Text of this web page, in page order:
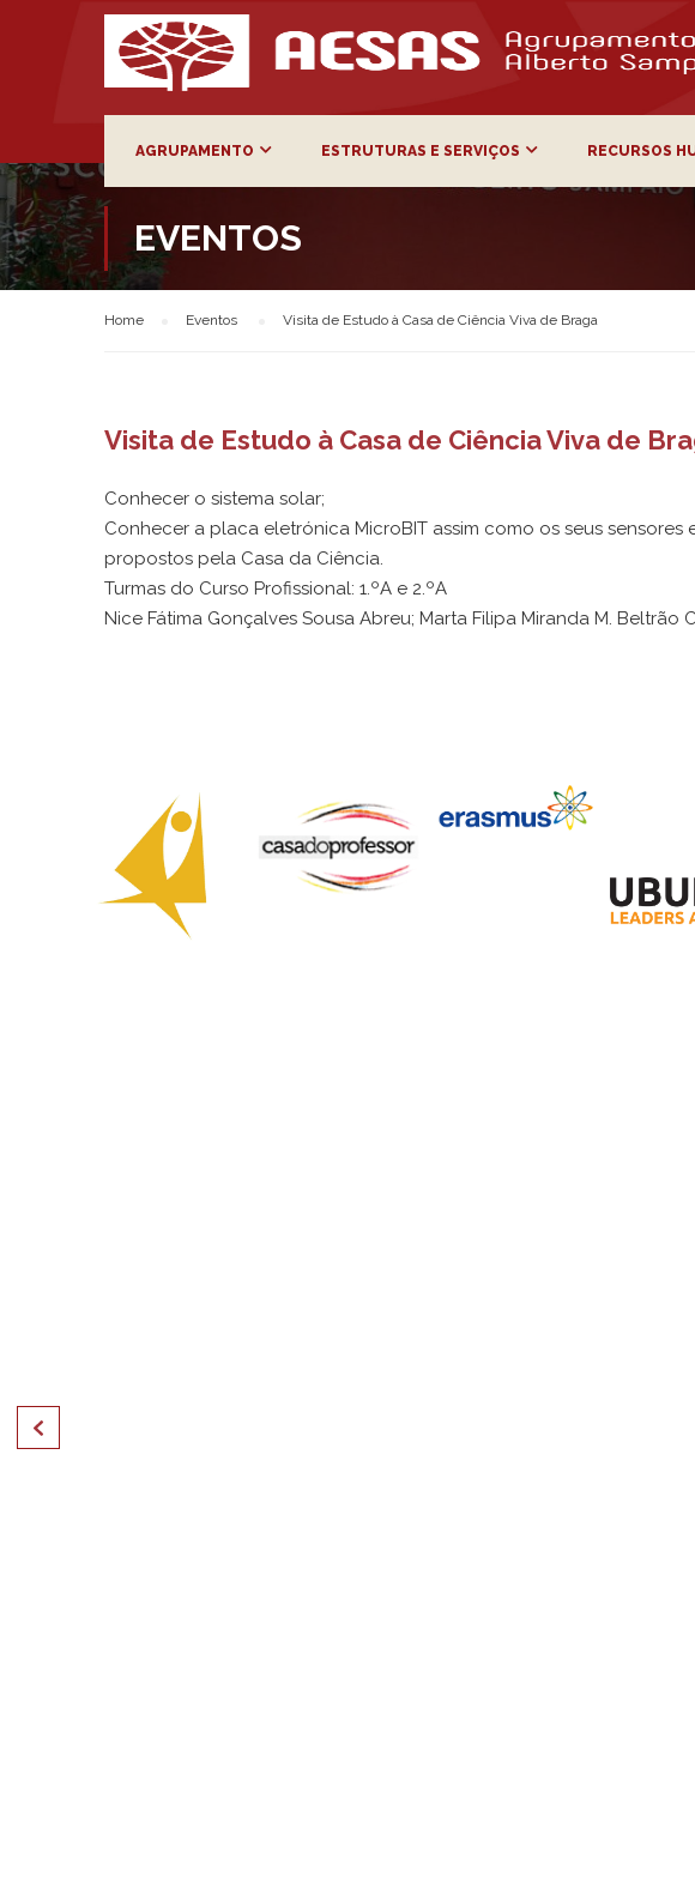
AGRUPAMENTO ESTRUTURAS E SERVIÇOS RECURSOS
EVENTOS
Home Eventos Visita de Estudo à Casa de Ciência Viva de Braga
Visita de Estudo à Casa de Ciência Viva de
Conhecer o sistema solar;
Conhecer a placa eletrónica MicroBIT assim como os seus
propostos pela Casa da Ciência.
Turmas do Curso Profissional: 1.ºA e 2.ºA
Nice Fátima Gonçalves Sousa Abreu; Marta Filipa Miranda M. Beltrão